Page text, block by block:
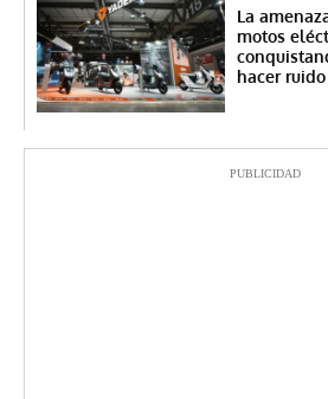
La
motos
hacer ruido
PUBLICIDAD